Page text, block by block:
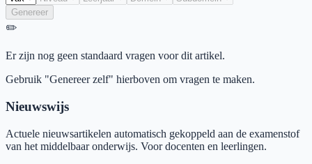
Genereer
✏️
Er zijn nog geen standaard vragen voor dit artikel.
Gebruik "Genereer zelf" hierboven om vragen te maken.
Nieuwswijs
Actuele nieuwsartikelen automatisch gekoppeld aan de examenstof
van het middelbaar onderwijs. Voor docenten en leerlingen.